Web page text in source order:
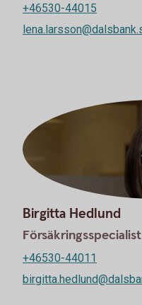
+46530-44015
Birgitta Hedlund
Försäkringsspecialist
+46530-44011